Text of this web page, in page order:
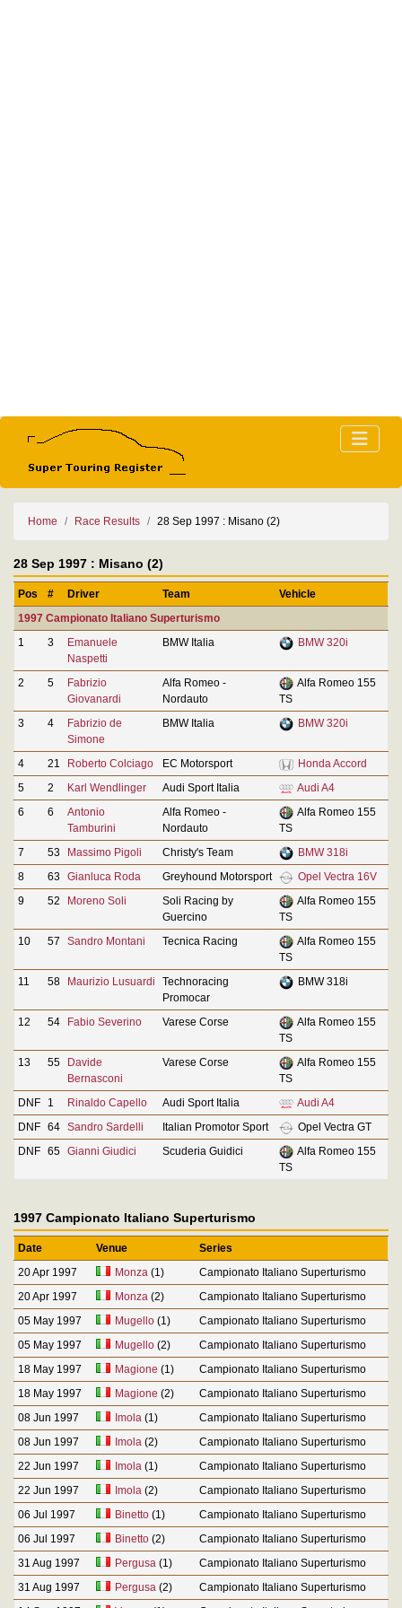
Home Race Results 28 Sep 1997 : Misano (2)
28 Sep 1997 : Misano (2)
Pos # Driver Team
Vehicle
1997 Campionato Italiano Superturismo
1
3
Emanuele
Naspetti
BMW Italia BMW 320i
2 5
Fabrizio
Giovanardi
Alfa Romeo -
Nordauto
Alfa Romeo 155
TS
3
4
Fabrizio de
Simone
BMW Italia BMW 320i
4 21 Roberto Colciago EC Motorsport
Honda Accord
5
2 Karl Wendlinger Audi Sport Italia
Audi A4
6
6
Antonio
Tamburini
Alfa Romeo -
Nordauto
Alfa Romeo 155
TS
7
53 Massimo Pigoli Christy's Team
BMW 318i
8
63 Gianluca Roda Greyhound Motorsport
Opel Vectra 16V
9
52 Moreno Soli
Soli Racing by
Guercino
Alfa Romeo 155
TS
10
57 Sandro Montani Tecnica Racing
Alfa Romeo 155
TS
11
58 Maurizio Lusuardi
Technoracing
Promocar
BMW 318i
12 54 Fabio Severino Varese Corse
Alfa Romeo 155
TS
13
55
Davide
Bernasconi
Varese Corse
Alfa Romeo 155
TS
DNF
1 Rinaldo Capello Audi Sport Italia
Audi A4
DNF 64 Sandro Sardelli Italian Promotor Sport
Opel Vectra GT
DNF 65 Gianni Giudici Scuderia Guidici
Alfa Romeo 155
TS
1997 Campionato Italiano Superturismo
Date Venue
Series
20 Apr 1997
Monza (1)
Campionato Italiano Superturismo
20 Apr 1997
Monza (2)
Campionato Italiano Superturismo
05 May 1997
Mugello(1)
Campionato Italiano Superturismo
05 May 1997
Mugello(2)
Campionato Italiano Superturismo
18 May 1997
Magione (1)
Campionato Italiano Superturismo
18 May 1997
Magione (2)
Campionato Italiano Superturismo
08 Jun 1997
Imola (1)
Campionato Italiano Superturismo
08 Jun 1997
Imola (2)
Campionato Italiano Superturismo
22 Jun 1997
Imola (1)
Campionato Italiano Superturismo
22 Jun 1997
Imola (2)
Campionato Italiano Superturismo
06 Jul 1997
Binetto(1)
Campionato Italiano Superturismo
06 Jul 1997
Binetto(2)
Campionato Italiano Superturismo
31 Aug 1997
Pergusa (1)
Campionato Italiano Superturismo
31 Aug 1997
Pergusa (2)
Campionato Italiano Superturismo